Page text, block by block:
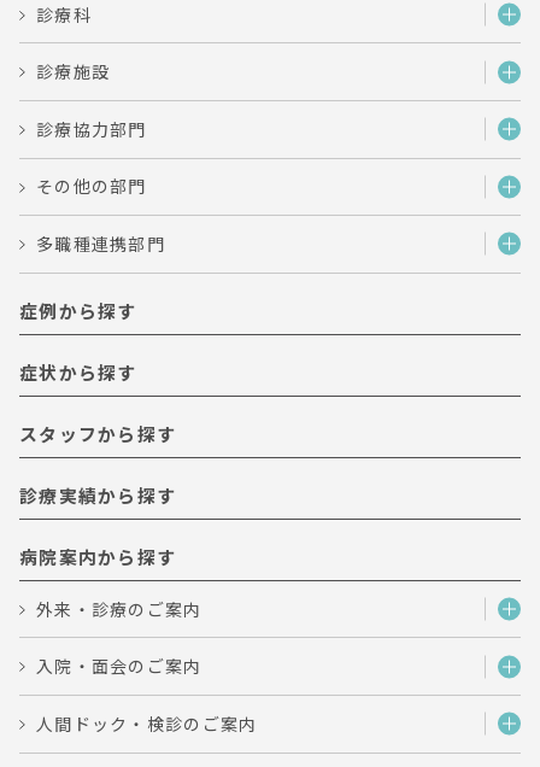
診療科
診療施設
診療協力部門
その他の部門
多職種連携部門
症例から探す
症状から探す
スタッフから探す
診療実績から探す
病院案内から探す
外来・診療のご案内
入院・面会のご案内
人間ドック・検診のご案内